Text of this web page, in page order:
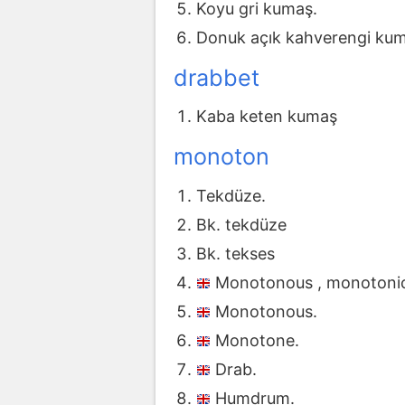
Koyu gri kumaş.
Donuk açık kahverengi
drabbet
Kaba keten kumaş
monoton
Tekdüze.
Bk. tekdüze
Bk. tekses
Monotonous ,
Monotonous.
Monotone.
Drab.
Humdrum.